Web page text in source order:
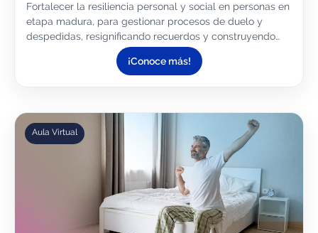
Fortalecer la resiliencia personal y social en personas en
etapa madura, para gestionar procesos de duelo y
despedidas, resignificando recuerdos y construyendo
nuevas narrativas de vida.
¡Conoce más!
Aula Virtual